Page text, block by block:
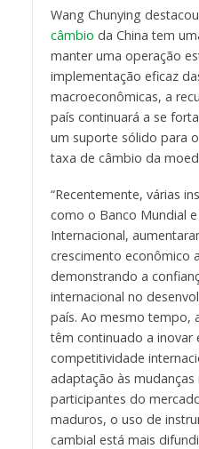
Wang Chunying
câmbio da China tem
manter uma operação
implementação eficaz
macroeconômicas, a
país continuará a se
um suporte sólido para
taxa de câmbio da
“Recentemente, várias
como o Banco Mundial
Internacional,
crescimento econômico
demonstrando a
internacional no
país. Ao mesmo tempo,
têm continuado a inovar
competitividade
adaptação às
participantes do
maduros, o uso de
cambial está mais